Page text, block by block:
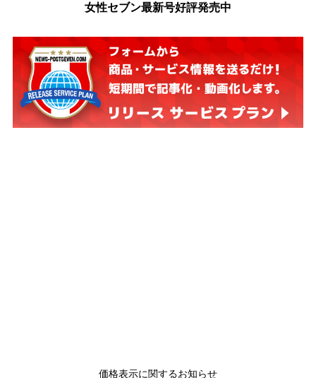
女性セブン最新号好評発売中
価格表示に関するお知らせ